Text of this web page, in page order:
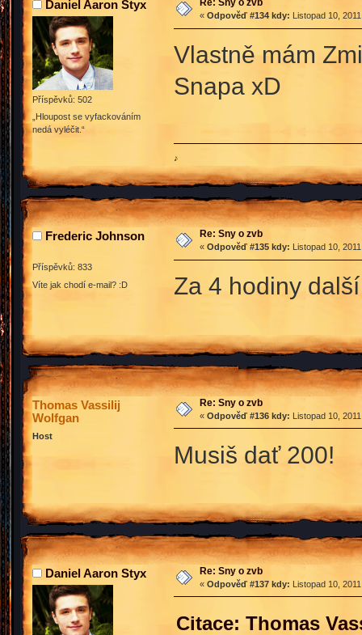
Daniel Aaron Styx
Příspěvků: 502
„Hloupost se vyfackováním
nedá vyléčit.“
Re: Sny o zvb
« Odpověď #134 kdy: Listopad 10,
Vlastně mám
Snapa xD
♪
Frederic Johnson
Příspěvků: 833
Víte jak chodí e-mail? :D
Re: Sny o zvb
« Odpověď #135 kdy: Listopad 10,
Za 4 hodiny
Thomas Vassilij
Wolfgan
Host
Re: Sny o zvb
« Odpověď #136 kdy: Listopad 10,
Musiš dať 200!
Daniel Aaron Styx Re: Sny o zvb
« Odpověď #137 kdy: Listopad 10,
Citace: Thomas